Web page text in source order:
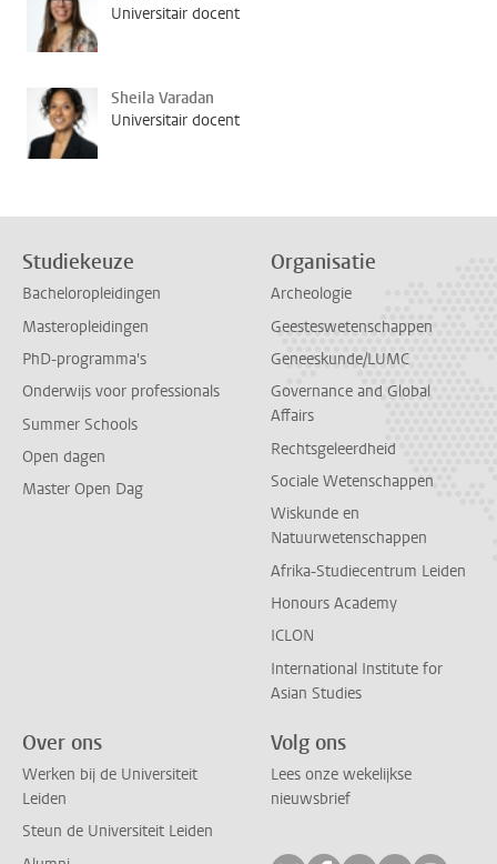
Universitair docent
Sheila Varadan
Universitair docent
Studiekeuze
Bacheloropleidingen
Masteropleidingen
PhD-programma's
Onderwijs voor professionals
Summer Schools
Open dagen
Master Open Dag
Organisatie
Archeologie
Geesteswetenschappen
Geneeskunde/LUMC
Governance and Global
Affairs
Rechtsgeleerdheid
Sociale Wetenschappen
Wiskunde en
Natuurwetenschappen
Afrika-Studiecentrum Leiden
Honours Academy
ICLON
International Institute for
Asian Studies
Over ons
Werken bij de Universiteit
Leiden
Steun de Universiteit Leiden
Volg ons
Lees onze wekelijkse
nieuwsbrief